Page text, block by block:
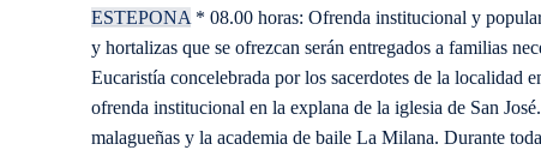
ESTEPONA * 08.00 horas: Ofrenda institucional y
y hortalizas que se ofrezcan serán entregados a familias
Eucaristía concelebrada por los sacerdotes de la localidad
ofrenda institucional en la explana de la iglesia de San
malagueñas y la academia de baile La Milana. Durante